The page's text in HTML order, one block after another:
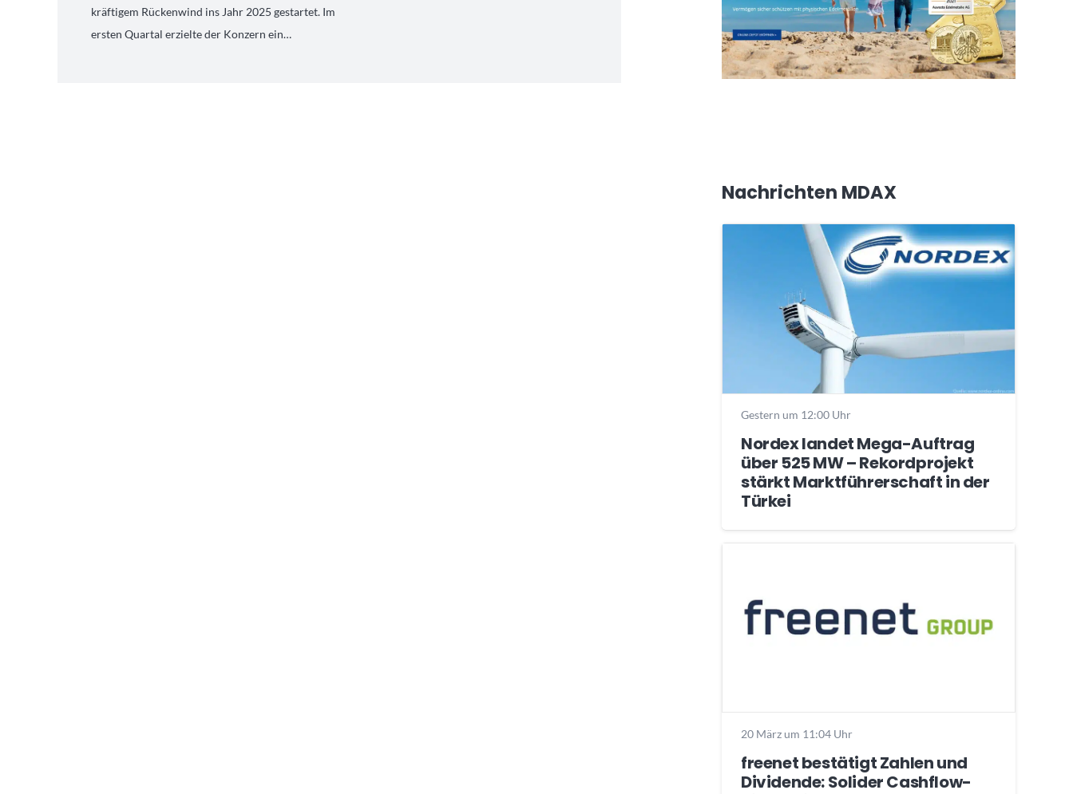
kräftigem Rückenwind ins Jahr 2025 gestartet. Im
ersten Quartal erzielte der Konzern ein…
Nachrichten MDAX
Gestern um 12:00 Uhr
Nordex landet Mega-Auftrag
über 525 MW – Rekordprojekt
stärkt Marktführerschaft in der
Türkei
20 März um 11:04 Uhr
freenet bestätigt Zahlen und
Dividende: Solider Cashflow-